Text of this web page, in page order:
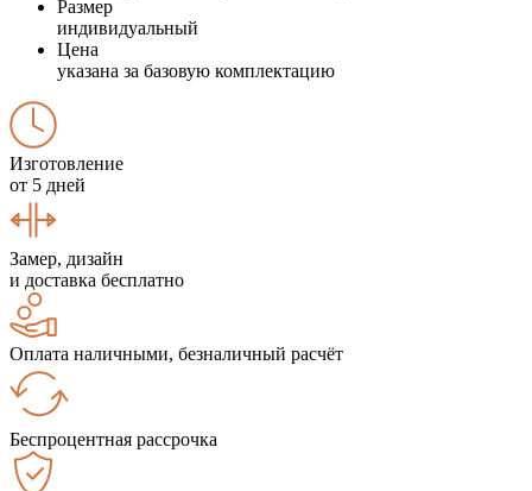
Размер
индивидуальный
Цена
указана за базовую комплектацию
Изготовление
от 5 дней
Замер, дизайн
и доставка бесплатно
Оплата наличными, безналичный расчёт
Беспроцентная рассрочка